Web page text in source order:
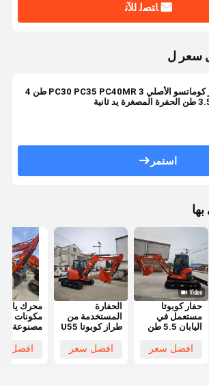
ﺎﺘﺼﻟ ﺍﻶﻧ
سعر ل
محفر كوماتسو الأصلي PC30 PC35 PC40MR 3 طن 4
استمر
حفار كوبوتا
مستعمل في
اليابان 5.5 طن
كوبوتا U55 حفار
صغير مستعمل
افضل سعر
الحفارة
المستخدمة من
طراز كوبوتا U55
حفر كوبوتا U55
افضل سعر
محرك
مكونات
مصنوعة
عالية حفارة
افضل